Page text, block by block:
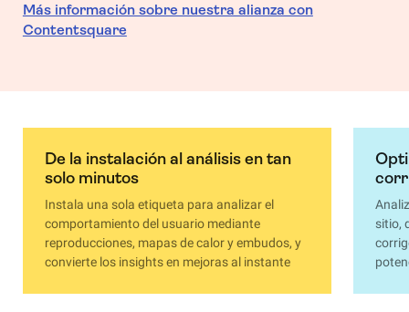
Más información sobre nuestra alianza con
Contentsquare
De la instalación al análisis en tan
solo minutos
Instala una sola etiqueta para analizar el
comportamiento del usuario mediante
reproducciones, mapas de calor y embudos, y
convierte los insights en mejoras al instante
sitio,